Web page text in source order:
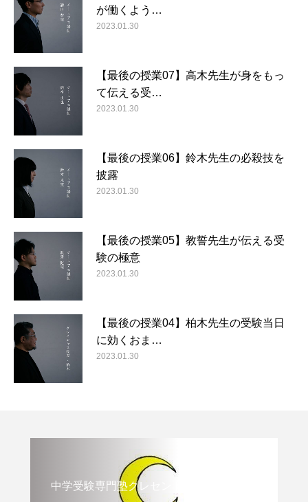
が働くよう…
2023.01.30
【最後の授業07】高木先生が身をもっ
て伝える受…
2023.01.30
【最後の授業06】鈴木先生の必殺技を
披露
2023.01.30
【最後の授業05】教誓先生が伝える受
験の極意
2023.01.30
【最後の授業04】柏木先生の受験当日
に効くおま…
2023.01.30
中学受験専門塾クレセント